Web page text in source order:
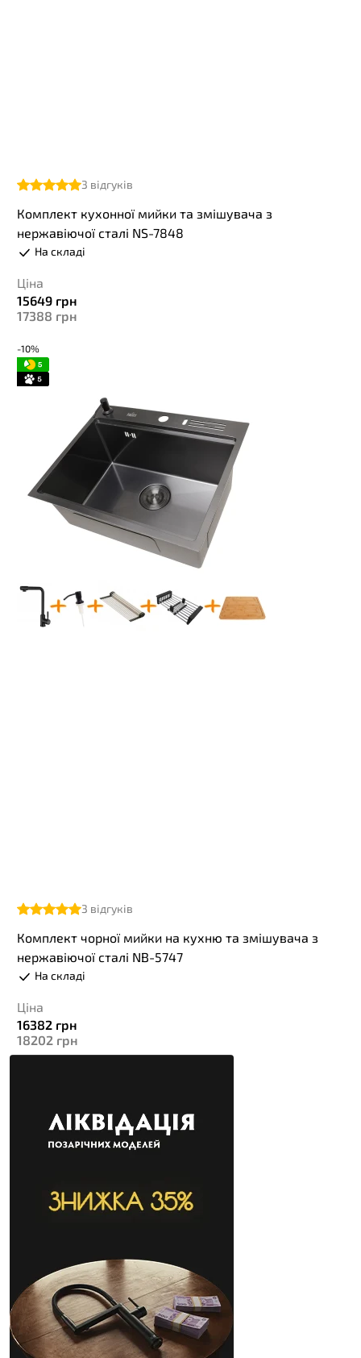
3 відгуків
Комплект кухонної мийки та змішувача з
нержавіючої сталі NS-7848
На складі
Ціна
15649 грн
17388 грн
-10%
3 відгуків
Комплект чорної мийки на кухню та змішувача з
нержавіючої сталі NB-5747
На складі
Ціна
16382 грн
18202 грн